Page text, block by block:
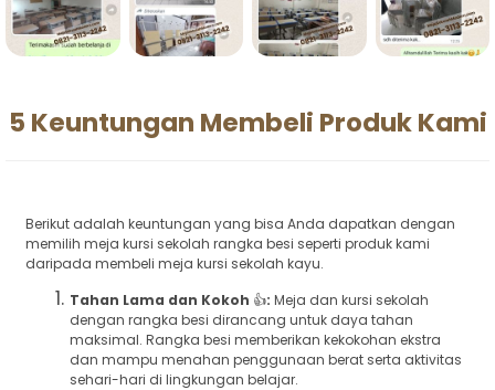
5 Keuntungan Membeli Produk Kami
Berikut adalah keuntungan yang bisa Anda dapatkan dengan
memilih meja kursi sekolah rangka besi seperti produk kami
daripada membeli meja kursi sekolah kayu.
Tahan Lama dan Kokoh 👍: Meja dan kursi sekolah
dengan rangka besi dirancang untuk daya tahan
maksimal. Rangka besi memberikan kekokohan ekstra
dan mampu menahan penggunaan berat serta aktivitas
sehari-hari di lingkungan belajar.